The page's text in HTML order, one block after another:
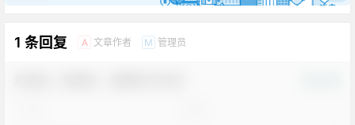
1 条回复 A 文章作者 M 管理员